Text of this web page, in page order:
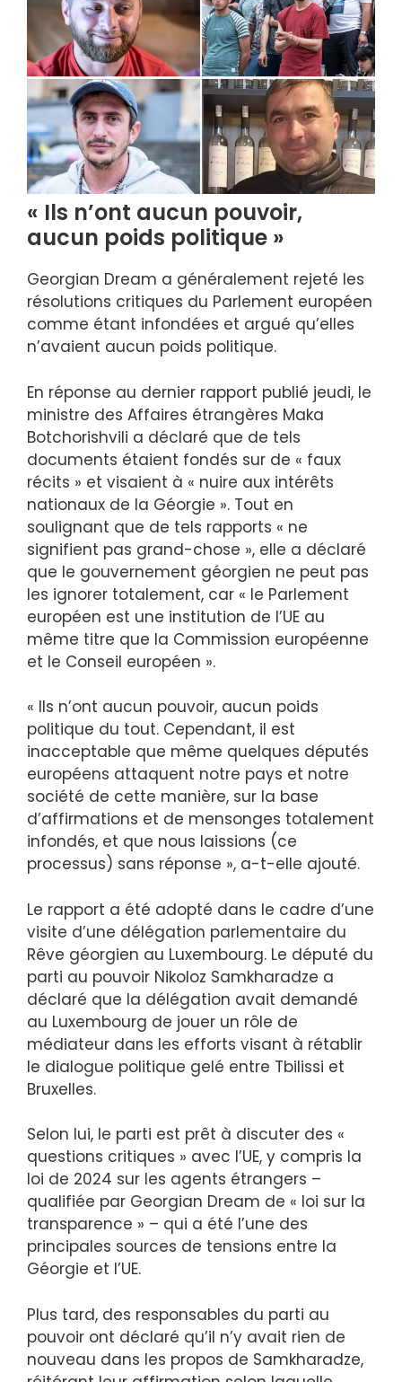
« Ils n’ont aucun pouvoir,
aucun poids politique »
Georgian Dream a généralement rejeté les
résolutions critiques du Parlement européen
comme étant infondées et argué qu’elles
n’avaient aucun poids politique.
En réponse au dernier rapport publié jeudi, le
ministre des Affaires étrangères Maka
Botchorishvili a déclaré que de tels
documents étaient fondés sur de « faux
récits » et visaient à « nuire aux intérêts
nationaux de la Géorgie ». Tout en
soulignant que de tels rapports « ne
signifient pas grand-chose », elle a déclaré
que le gouvernement géorgien ne peut pas
les ignorer totalement, car « le Parlement
européen est une institution de l’UE au
même titre que la Commission européenne
et le Conseil européen ».
« Ils n’ont aucun pouvoir, aucun poids
politique du tout. Cependant, il est
inacceptable que même quelques députés
européens attaquent notre pays et notre
société de cette manière, sur la base
d’affirmations et de mensonges totalement
infondés, et que nous laissions (ce
processus) sans réponse », a-t-elle ajouté.
Le rapport a été adopté dans le cadre d’une
visite d’une délégation parlementaire du
Rêve géorgien au Luxembourg. Le député du
parti au pouvoir Nikoloz Samkharadze a
déclaré que la délégation avait demandé
au Luxembourg de jouer un rôle de
médiateur dans les efforts visant à rétablir
le dialogue politique gelé entre Tbilissi et
Bruxelles.
Selon lui, le parti est prêt à discuter des «
questions critiques » avec l’UE, y compris la
loi de 2024 sur les agents étrangers –
qualifiée par Georgian Dream de « loi sur la
transparence » – qui a été l’une des
principales sources de tensions entre la
Géorgie et l’UE.
Plus tard, des responsables du parti au
pouvoir ont déclaré qu’il n’y avait rien de
nouveau dans les propos de Samkharadze,